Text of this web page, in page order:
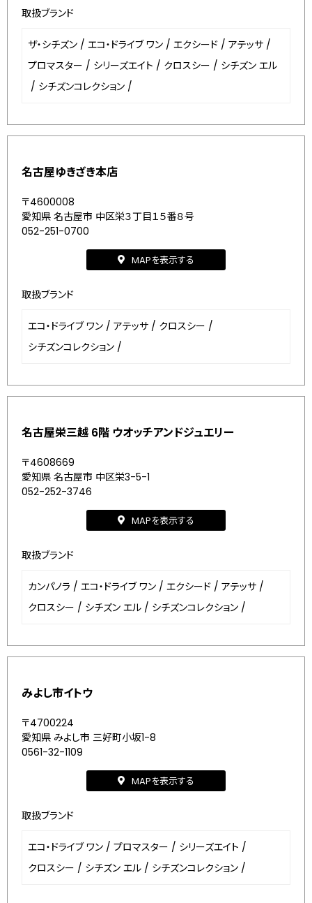
取扱ブランド
ザ・シチズン / エコ・ドライブ ワン / エクシード / アテッサ /
プロマスター / シリーズエイト / クロスシー / シチズン エル
/ シチズンコレクション /
名古屋ゆきざき本店
〒4600008
愛知県 名古屋市 中区栄３丁目１５番８号
052-251-0700
MAPを表示する
取扱ブランド
エコ・ドライブ ワン / アテッサ / クロスシー /
シチズンコレクション /
名古屋栄三越 6階 ウオッチアンドジュエリー
〒4608669
愛知県 名古屋市 中区栄3-5-1
052-252-3746
MAPを表示する
取扱ブランド
カンパノラ / エコ・ドライブ ワン / エクシード / アテッサ /
クロスシー / シチズン エル / シチズンコレクション /
みよし市イトウ
〒4700224
愛知県 みよし市 三好町小坂1-8
0561-32-1109
MAPを表示する
取扱ブランド
エコ・ドライブ ワン / プロマスター / シリーズエイト /
クロスシー / シチズン エル / シチズンコレクション /